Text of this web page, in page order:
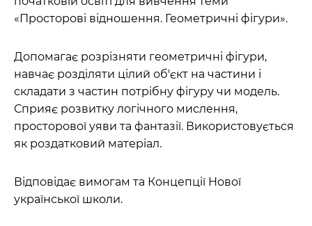
«Просторові відношення. Геометричні фігури».
Допомагає розрізняти геометричні фігури,
навчає розділяти цілий об'єкт на частини і
складати з частин потрібну фігуру чи модель.
Сприяє розвитку логічного мислення,
просторової уяви та фантазії. Використовується
як роздатковий матеріал.
Відповідає вимогам та Концепції Нової
української школи.